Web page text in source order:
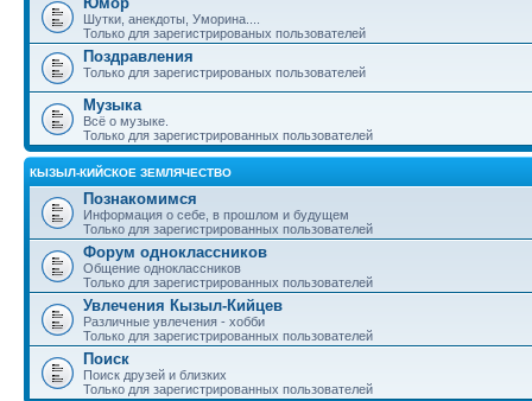
Шутки, анекдоты, Уморина....
Только для зарегистрированых пользователей
Поздравления
Только для зарегистрированых пользователей
Музыка
Всё о музыке.
Только для зарегистрированных пользователей
КЫЗЫЛ-КИЙСКОЕ ЗЕМЛЯЧЕСТВО
Познакомимся
Информация о себе, в прошлом и будущем
Только для зарегистрированных пользователей
Форум одноклассников
Общение одноклассников
Только для зарегистрированных пользователей
Увлечения Кызыл-Кийцев
Различные увлечения - хобби
Только для зарегистрированных пользователей
Поиск
Поиск друзей и близких
Только для зарегистрированных пользователей